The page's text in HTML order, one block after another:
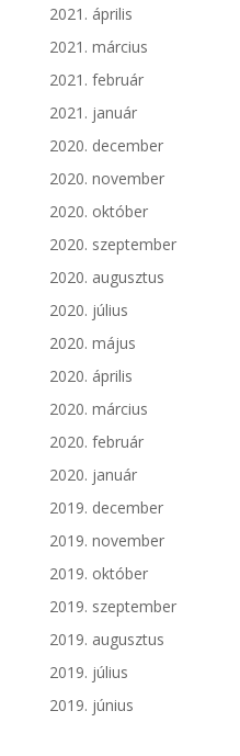
2021. április
2021. március
2021. február
2021. január
2020. december
2020. november
2020. október
2020. szeptember
2020. augusztus
2020. július
2020. május
2020. április
2020. március
2020. február
2020. január
2019. december
2019. november
2019. október
2019. szeptember
2019. augusztus
2019. július
2019. június